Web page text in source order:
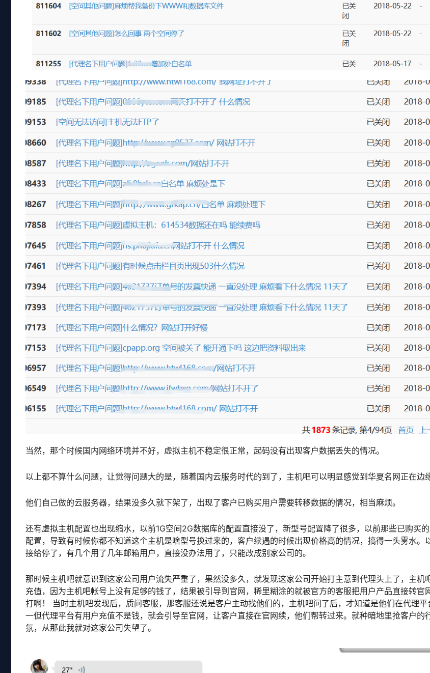
当然，那个时候国内网络环境并不好，虚拟主机不稳定很正常，起码没有出现客户数据丢失的情况。
以上都不算什么问题，让觉得问题大的是，随着国内云服务时代的到了，主机吧可以明显感觉到华夏名网正在边
他们自己做的云服务器，结果没多久就下架了，出现了客户已购买用户需要转移数据的情况，相当麻烦。
还有虚拟主机配置也出现缩水，以前1G空间2G数据库的配置直接没了，新型号配置降了很多，以前那些已购买
配置，导致有时候你都不知道这个主机是啥型号换过来的，客户续遇的时候出现价格高的情况，搞得一头雾水。
接给停了，有几个用了几年邮箱用户，直接没办法用了，只能改成别家公司的。
那时候主机吧就意识到这家公司用户流失严重了，果然没多久，就发现这家公司开始打主意到代理头上了，主机
充值，因为主机吧帐号上没有足够的钱了，结果被引导到官网，稀里糊涂的就被官方的客服把用户产品直接转官
打啊！ 当时主机吧发现后，质问客服，那客服还说是客户主动找他们的，主机吧问了后，才知道是他们在代理平
一但代理平台有用户充值不是钱，就会引导至官网，让客户直接在官网续，他们帮转过来。就种暗地里抢客户的
氛，从那此我就对这家公司失望了。